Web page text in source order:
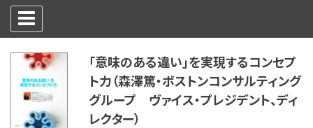
「意味のある違い」を実現するコンセプ
ト力（森澤篤・ボストンコンサルティング
グループ ヴァイス・プレジデント、ディ
レクター）